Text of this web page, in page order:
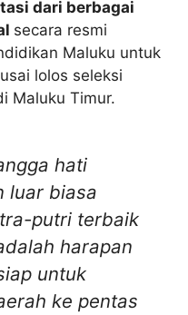
dari berbagai
secara resmi
Maluku untuk
usai lolos seleksi
Maluku Timur.
hati
luar biasa
putri terbaik
harapan
untuk
ke pentas